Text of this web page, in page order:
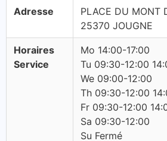
Adresse
PLACE DU MONT
25370 JOUGNE
Horaires
Service
Mo 14:00-17:00
Tu 09:30-12:00
We 09:00-12:00
Th 09:30-12:00
Fr 09:30-12:00
Sa 09:30-12:00
Su Fermé